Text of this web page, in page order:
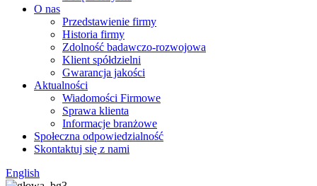
O nas
Przedstawienie firmy
Historia firmy
Zdolność badawczo-rozwojowa
Klient spółdzielni
Gwarancja jakości
Aktualności
Wiadomości Firmowe
Sprawa klienta
Informacje branżowe
Społeczna odpowiedzialność
Skontaktuj się z nami
English